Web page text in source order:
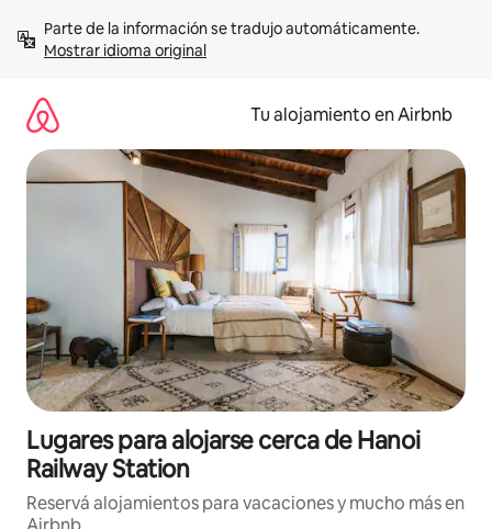
contenidoMostrar idioma original
Tu alojamiento en Airbnb
Lugares para alojarse cerca de Hanoi
Railway Station
Reservá alojamientos para vacaciones y mucho más en